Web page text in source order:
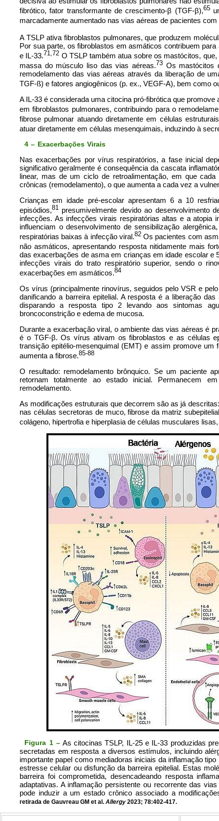
fibrótico, fator transformante de crescimento-β (TGF-β),65
marcadamente aumentado nas vias aéreas de pacientes
A TSLP ativa fibroblastos pulmonares, que produzem
Por sua parte, os fibroblastos em asmáticos contribuem
e IL-33. 71,72 O TSLP também atua sobre os mastócitos,
massa do músculo liso das vias aéreas. 73 Os mastócitos
remodelamento das vias aéreas através da liberação de
TGF-ß) e fatores angiogênicos (p. ex., VEGF-A), bem como
A IL-33 é considerada uma citocina pró-fibrótica que
em fibroblastos pulmonares, contribuindo para o
fibrose pulmonar atuando diretamente em células
atuar diretamente em células mesenquimais, induzindo à
4 – Exacerbações Virais
Nas exacerbações por vírus respiratórios, a fase inicial
significativo geralmente é consequência da cascata
linear, mas de um ciclo de retroalimentação, em que
crônicas (remodelamento), o que aumenta a cada vez a
Crianças em idade pré-escolar apresentam 6 a 10
episódios,81 presumivelmente devido ao desenvolvimento
infecções. As infecções virais respiratórias altas e a atopia
influenciam o desenvolvimento de sensibilização
respiratórias baixas à infecção viral.82Os pacientes com
não asmáticos, apresentando resposta nitidamente mais
das exacerbações de asma em crianças em idade escolar
infecções virais do trato respiratório superior, sendo o
exacerbações em asmáticos.84
Os vírus (principalmente rinovírus, seguidos pelo VSR e
danificando a barreira epitelial. A resposta é a liberação
disparando a resposta tipo 2 levando aos sintomas
broncoconstrição e edema de mucosa.
Durante a exacerbação viral, o ambiente das vias aéreas é
é o TGF-β. Os vírus ativam os fibroblastos e as células
transição epitélio-mesenquimal (EMT) e assim promove um
aumenta a fibrose.85-88
O resultado: remodelamento brônquico. Se um paciente
retornam totalmente ao estado inicial. Permanecem
remodelamento.
As modificações estruturais que decorrem são as já
nas células secretoras de muco, fibrose da matriz
colágeno, hipertrofia e hiperplasia de células musculares
Figura 1 – As citocinas TSLP, IL-25 e IL-33 produzidas
secretadas em resposta a diversos estímulos, incluindo
importante papel como mediadoras iniciais da inflamação
estresse celular ou disfunção da barreira epitelial. Estas
barreira foi comprometida, desencadeando resposta
adaptativas. A inflamação persistente ou recorrente das
pode induzir a um estado crônico associado a
retirada de Gauvreau GM et al. Allergy 2023; 78:402-417.